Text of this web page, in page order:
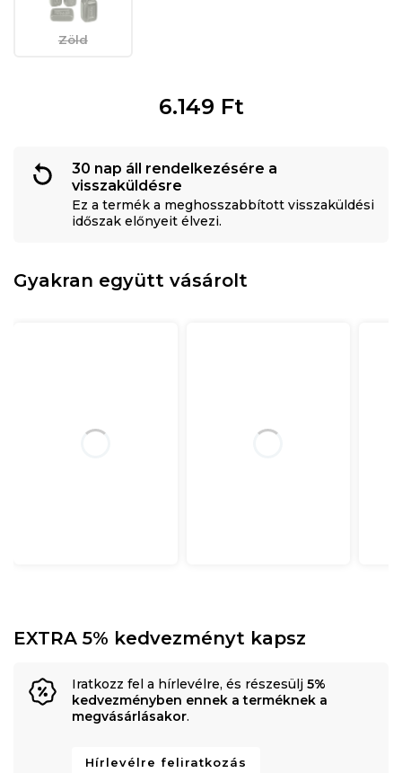
Zöld
6.149 Ft
30 nap áll rendelkezésére a
visszaküldésre
Ez a termék a meghosszabbított visszaküldési
időszak előnyeit élvezi.
Gyakran együtt vásárolt
EXTRA 5% kedvezményt kapsz
Iratkozz fel a hírlevélre, és részesülj 5%
kedvezményben ennek a terméknek a
megvásárlásakor.
Hírlevélre feliratkozás